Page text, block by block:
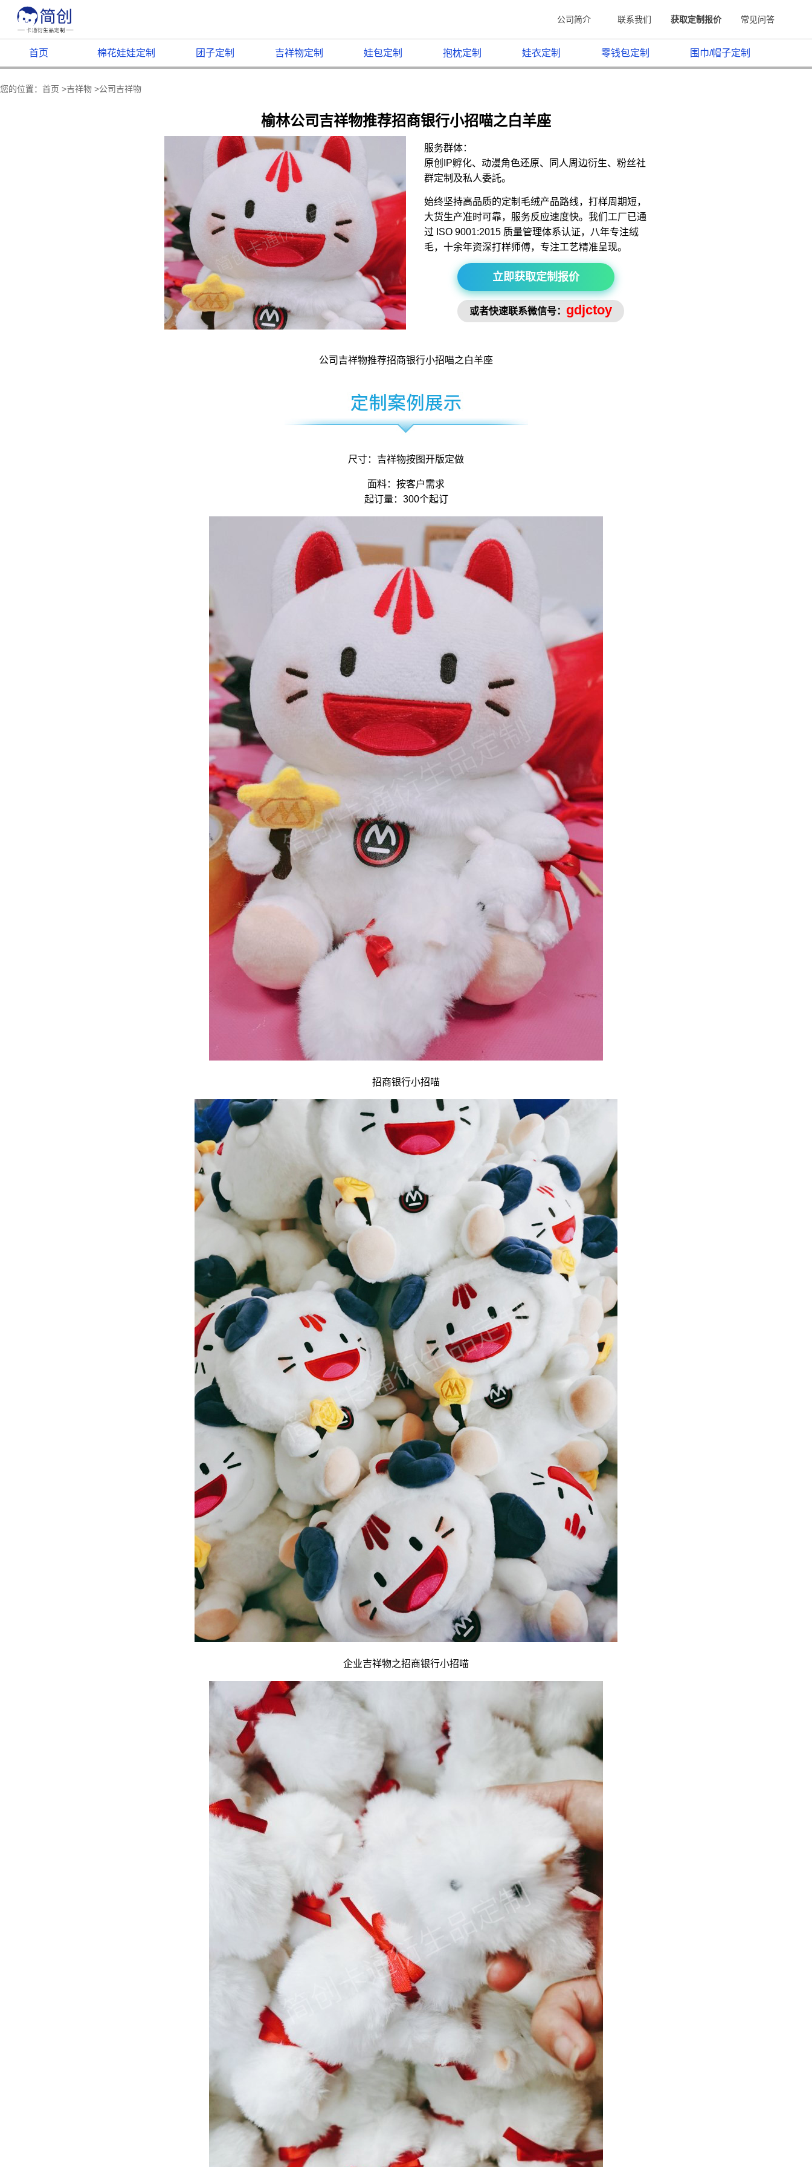
公司简介 联系我们 获取定制报价 常见问答
首页 棉花娃娃定制 团子定制 吉祥物定制 娃包定制 抱枕定制 娃衣定制 零钱包定制 围巾/帽子定制
您的位置： 首页 >吉祥物 >公司吉祥物
榆林公司吉祥物推荐招商银行小招喵之白羊座
服务群体：
原创IP孵化、动漫角色还原、同人周边衍生、粉丝社
群定制及私人委託。
始终坚持高品质的定制毛绒产品路线，打样周期短，
大货生产准时可靠，服务反应速度快。我们工厂已通
过 ISO 9001:2015 质量管理体系认证，八年专注绒
毛，十余年资深打样师傅，专注工艺精准呈现。
立即获取定制报价
或者快速联系微信号： gdjctoy
公司吉祥物推荐招商银行小招喵之白羊座
尺寸： 吉祥物按图开版定做
面料：按客户需求
起订量：300个起订
招商银行小招喵
企业吉祥物之招商银行小招喵